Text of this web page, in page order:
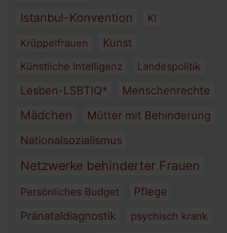
Istanbul-Konvention KI
Krüppelfrauen Kunst
Künstliche Intelligenz Landespolitik
Lesben-LSBTIQ* Menschenrechte
Mädchen
Mütter mit Behinderung
Nationalsozialismus
Netzwerke behinderter Frauen
Persönliches Budget
Pflege
Pränataldiagnostik
psychisch krank